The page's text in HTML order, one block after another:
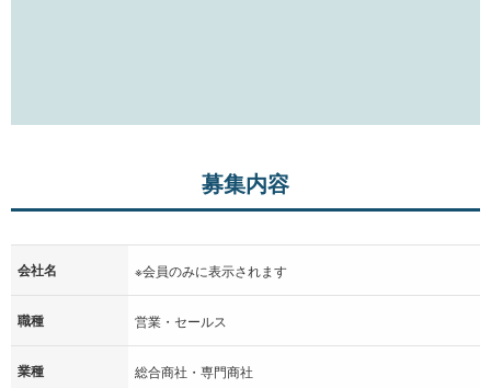
募集内容
会社名 ※会員のみに表示されます
職種 営業・セールス
業種 総合商社・専門商社